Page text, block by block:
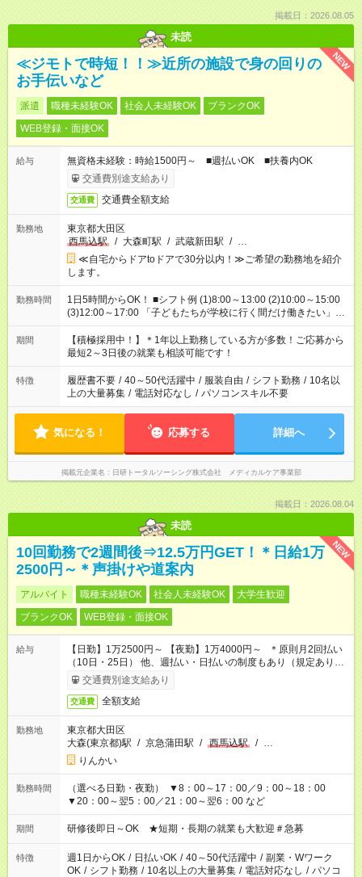
掲載日：2026.08.05
未読
NEW
≪ジモトで時短！！≫近所の施設で身の回りの
お手伝いなど
派遣 職種未経験OK 社会人未経験OK
ブランクOK
WEB登録・面接OK
給与
無資格未経験：時給1500円～ ■週払いOK ■扶養内OK
交通費別途支給あり
交通費 交通費全額支給
勤務地
東京都大田区
西馬込駅
/ 大森町駅 / 武蔵新田駅 / …
≪自宅からドアtoドアで30分以内！≫ご希望の勤務地を紹介
します。
勤務時間
1日5時間からOK！ ■シフト例 (1)8:00～13:00 (2)10:00～15:00
(3)12:00～17:00 「子どもたちが学校に行く間だけ働きたい」
「余裕を持って夕飯の準備がしたい」 「午前中は働いて、午後
はプライベートの時間にしたい」 など、ご希望を教えてくださ
いね。 ※Wワーク希望の方へ 今ご覧のお仕事で希望する勤務時
間と、もう1つのお仕事の勤務時間。 合計で週40時間を超える
場合は応募できません。
期間
【積極採用中！】＊1年以上勤務している方が多数！ご応募から
最短2～3日後の就業も相談可能です！
特徴 履歴書不要 / 40～50代活躍中 / 服装自由 / シフト勤務 / 10名以
上の大量募集 / 電話対応なし / パソコンスキル不要
気になる！ 応募する 詳細へ
掲載元企業名 日研トータルソーシング株式会社 メディカルケア事業部
掲載日：2026.08.04
未読
NEW
10回勤務で2週間後⇒12.5万円GET！＊日給1万
2500円～＊声掛けや道案内
アルバイト 職種未経験OK 社会人未経験OK
大学生歓迎
ブランクOK
WEB登録・面接OK
給与
【日勤】1万2500円～ 【夜勤】1万4000円～ ＊原則月2回払い
（10日・25日） 他、週払い・日払いの制度もあり（規定あり）
＃日収1万円以上
交通費別途支給あり
交通費 全額支給
勤務地
東京都大田区
大森(東京都)駅 / 京急蒲田駅 / 西馬込駅 / …
りんかい
勤務時間
（選べる日勤・夜勤） ▼8：00～17：00／9：00～18：00
▼20：00～翌5：00／21：00～翌6：00 など
期間 研修後即日～OK ★短期・長期の就業も大歓迎＃急募
特徴 週1日からOK / 日払いOK / 40～50代活躍中 / 副業・Wワーク
OK / シフト勤務 / 10名以上の大量募集 / 電話対応なし / パソコ